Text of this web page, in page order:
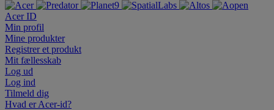
Acer ID
Min profil
Mine produkter
Registrer et produkt
Mit fællesskab
Log ud
Log ind
Tilmeld dig
Hvad er Acer-id?